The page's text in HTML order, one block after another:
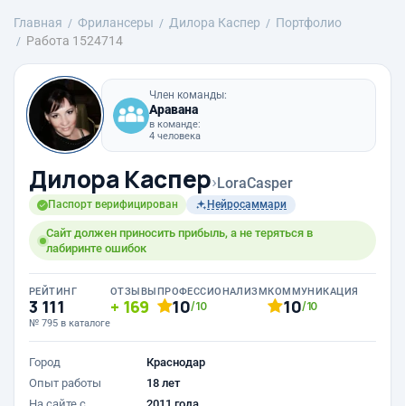
Главная Фрилансеры Дилора Каспер
Портфолио
Работа 1524714
Член команды:
Аравана
в команде:
4 человека
Дилора Каспер›LoraCasper
Паспорт верифицирован Нейросаммари
Сайт должен приносить прибыль, а не теряться в
лабиринте ошибок
РЕЙТИНГ
3 111
№ 795 в каталоге
ОТЗЫВЫ
169
ПРОФЕССИОНАЛИЗМ
10/10
КОММУНИКАЦИЯ
10/10
Город
Краснодар
Опыт работы
18 лет